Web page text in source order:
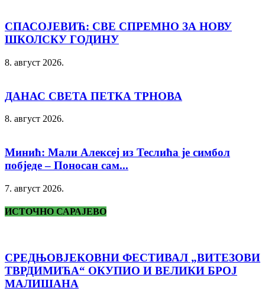
СПАСОЈЕВИЋ: СВЕ СПРЕМНО ЗА НОВУ
ШКОЛСКУ ГОДИНУ
8. август 2026.
ДАНАС СВЕТА ПЕТКА ТРНОВА
8. август 2026.
Минић: Мали Алексеј из Теслића је симбол
побједе – Поносан сам...
7. август 2026.
ИСТОЧНО САРАЈЕВО
СРЕДЊОВЈЕКОВНИ ФЕСТИВАЛ „ВИТЕЗОВИ
ТВРДИМИЋА“ ОКУПИО И ВЕЛИКИ БРОЈ
МАЛИШАНА